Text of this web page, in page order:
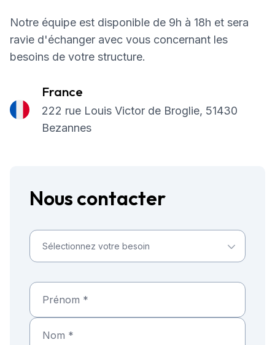
Notre équipe est disponible de 9h à 18h et sera
ravie d'échanger avec vous concernant les
besoins de votre structure.
France
222 rue Louis Victor de Broglie, 51430
Bezannes
Nous contacter
Sélectionnez votre besoin